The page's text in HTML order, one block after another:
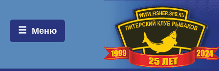
Меню:
Меню